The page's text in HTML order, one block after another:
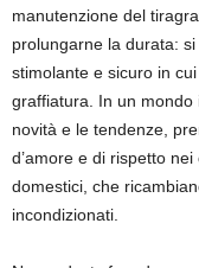
manutenzione del
prolungarne la durata:
stimolante e sicuro in
graffiatura. In un
novità e le tendenze,
d’amore e di rispetto
domestici, che
incondizionati.